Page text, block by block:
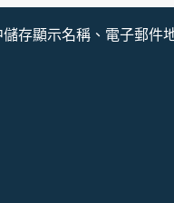
儲存顯示名稱、電子郵件